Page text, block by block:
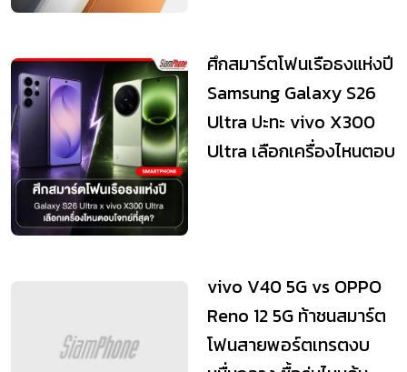
ศึกสมาร์ตโฟนเรือธงแห่งปี
Samsung Galaxy S26
Ultra ปะทะ vivo X300
Ultra เลือกเครื่องไหนตอบ
vivo V40 5G vs OPPO
Reno 12 5G ท้าชนสมาร์ต
โฟนสายพอร์ตเทรตงบ